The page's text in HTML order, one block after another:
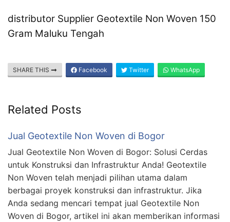
distributor Supplier Geotextile Non Woven 150
Gram Maluku Tengah
SHARE THIS Facebook Twitter WhatsApp
Related Posts
Jual Geotextile Non Woven di Bogor
Jual Geotextile Non Woven di Bogor: Solusi Cerdas
untuk Konstruksi dan Infrastruktur Anda! Geotextile
Non Woven telah menjadi pilihan utama dalam
berbagai proyek konstruksi dan infrastruktur. Jika
Anda sedang mencari tempat jual Geotextile Non
Woven di Bogor, artikel ini akan memberikan informasi